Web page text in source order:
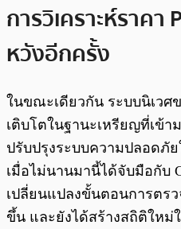
การวิเคราะห์ราคา
หวังอีกครั้ง
ในขณะเดียวกัน ระบบนิเวศข
เติบโตในฐานะเหรียญที่เข้า
ปรับปรุงระบบความปลอดภั
เมื่อไม่นานมานี้ได้จับมือกับ
เปลี่ยนแปลงขั้นตอนการตร
ขึ้น และยังได้สร้างสถิติใหม่